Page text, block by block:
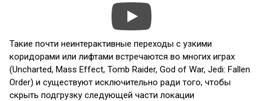
Такие почти неинтерактивные переходы с узкими
коридорами или лифтами встречаются во многих играх
(Uncharted, Mass Effect, Tomb Raider, God of War, Jedi: Fallen
Order) и существуют исключительно ради того, чтобы
скрыть подгрузку следующей части локации